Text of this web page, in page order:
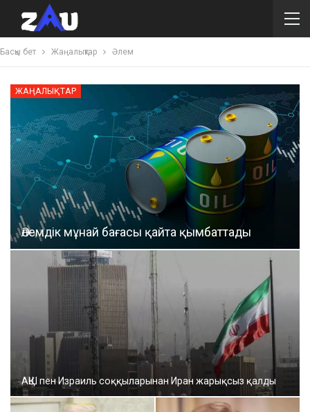
Басқы бет Жаңалықтар Әлем
ЖАҢАЛЫҚТАР
Әлемдік мұнай бағасы қайта қымбаттады
АҚШ пен Израиль соққыларынан Иран жарықсыз қалды